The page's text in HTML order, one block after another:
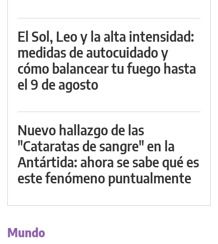
El Sol, Leo y la alta intensidad:
medidas de autocuidado y
cómo balancear tu fuego hasta
el 9 de agosto
Nuevo hallazgo de las
"Cataratas de sangre" en la
Antártida: ahora se sabe qué es
este fenómeno puntualmente
Mundo